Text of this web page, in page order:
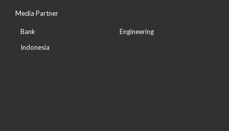
Media Partner
Bank
Indonesia
Engineering